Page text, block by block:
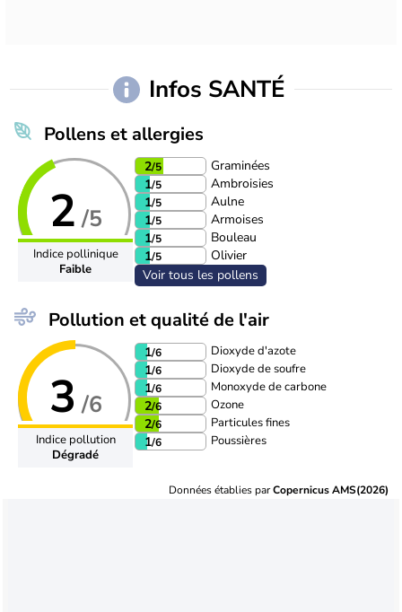
Infos SANTÉ
Pollens et allergies
2 /5
Indice pollinique
Faible
2/5
Graminées
1/5
Ambroisies
1/5
Aulne
1/5
Armoises
1/5
Bouleau
1/5
Olivier
Voir tous les pollens
Pollution et qualité de l'air
3 /6
Indice pollution
Dégradé
1/6 Dioxyde d'azote
1/6 Dioxyde de soufre
1/6 Monoxyde de carbone
2/6 Ozone
2/6 Particules fines
1/6 Poussières
Données établies parCopernicus AMS(2026)